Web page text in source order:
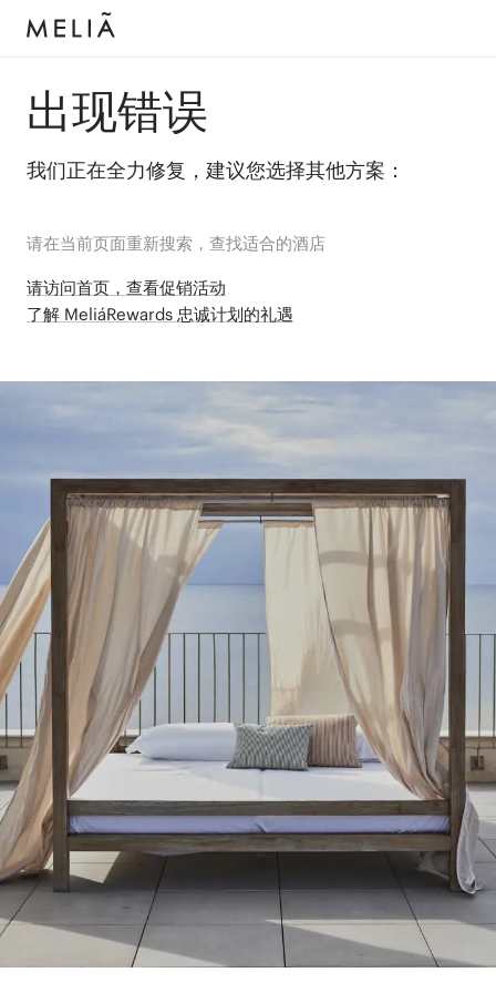
出现错误
我们正在全力修复，建议您选择其他方案：
请在当前页面重新搜索，查找适合的酒店
请访问首页，查看促销活动
了解 MeliáRewards 忠诚计划的礼遇